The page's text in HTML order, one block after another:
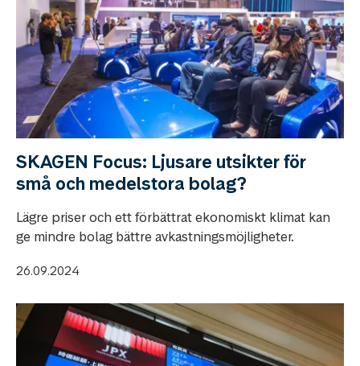
SKAGEN Focus: Ljusare utsikter för
små och medelstora bolag?
Lägre priser och ett förbättrat ekonomiskt klimat kan
ge mindre bolag bättre avkastningsmöjligheter.
26.09.2024